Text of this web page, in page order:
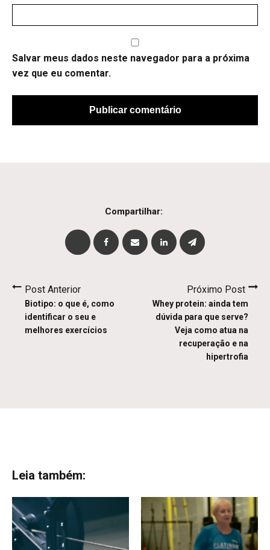
Salvar meus dados neste navegador para a próxima
vez que eu comentar.
Compartilhar:
Post Anterior
Biotipo: o que é, como
identificar o seu e
melhores exercícios
Próximo Post
Whey protein: ainda tem
dúvida para que serve?
Veja como atua na
recuperação e na
hipertrofia
Leia também: